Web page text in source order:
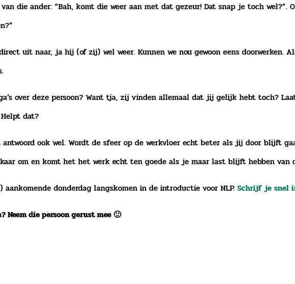
die ander: “Bah, komt die weer aan met dat gezeur! Dat snap je toch wel?”.
uit naar, ja hij (of zij) wel weer. Kunnen we nou gewoon eens doorwerken.
over deze persoon? Want tja, zij vinden allemaal dat jij gelijk hebt toch?
dat?
ook wel. Wordt de sfeer op de werkvloer echt beter als jij door blijft
om en komt het het werk echt ten goede als je maar last blijft hebben van
donderdag langskomen in de introductie voor NLP.Schrijf je snel
die persoon gerust mee 🙂